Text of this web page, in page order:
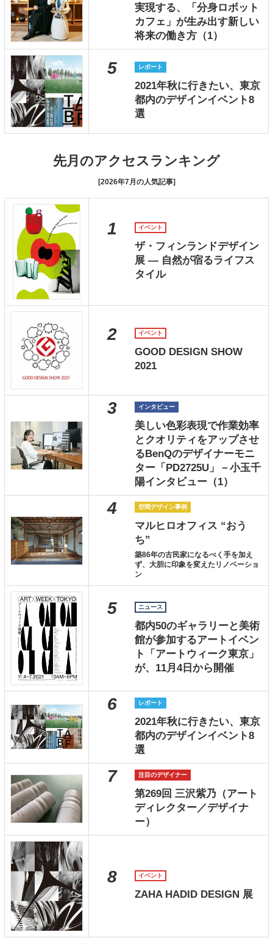
実現する、「分身ロボット
カフェ」が生み出す新しい
将来の働き方（1）
5 レポート
2021年秋に行きたい、東京
都内のデザインイベント8
選
先月のアクセスランキング
[2026年7月の人気記事]
1 イベント
ザ・フィンランドデザイン
展 ― 自然が宿るライフス
タイル
2 イベント
GOOD DESIGN SHOW
2021
3 インタビュー
美しい色彩表現で作業効率
とクオリティをアップさせ
るBenQのデザイナーモニ
ター「PD2725U」－小玉千
陽インタビュー（1）
4 空間デザイン事例
マルヒロオフィス “おう
ち”
築86年の古民家になるべく手を加え
ず、大胆に印象を変えたリノベーショ
ン
5 ニュース
都内50のギャラリーと美術
館が参加するアートイベン
ト「アートウィーク東京」
が、11月4日から開催
6 レポート
2021年秋に行きたい、東京
都内のデザインイベント8
選
7 注目のデザイナー
第269回 三沢紫乃（アート
ディレクター／デザイナ
ー）
8 イベント
ZAHA HADID DESIGN 展